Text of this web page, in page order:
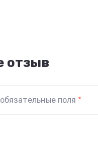
отзыв
поля *